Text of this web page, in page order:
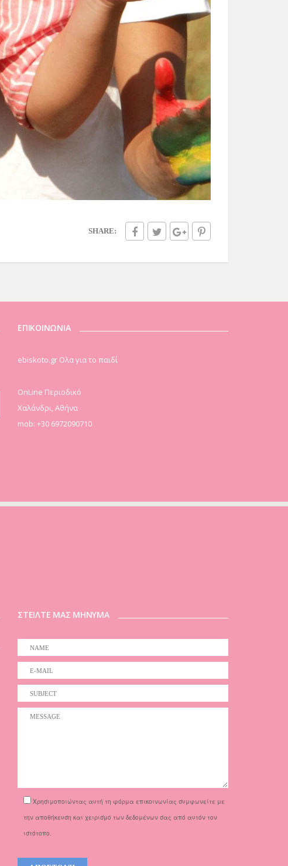
SHARE:
ΕΠΙΚΟΙΝΩΝΙΑ
ebiskoto.gr Ολα για το παιδί
OnLine Περιοδικό
Χαλάνδρι, Αθήνα
mob: +30 6972090710
ΣΤΕΙΛΤΕ ΜΑΣ ΜΗΝΥΜΑ
Χρησιμοποιώντας αυτή τη φόρμα επικοινωνίας συμφωνείτε με
την αποθήκευση και χειρισμό των δεδομένων σας από αυτόν τον
ιστότοπο.